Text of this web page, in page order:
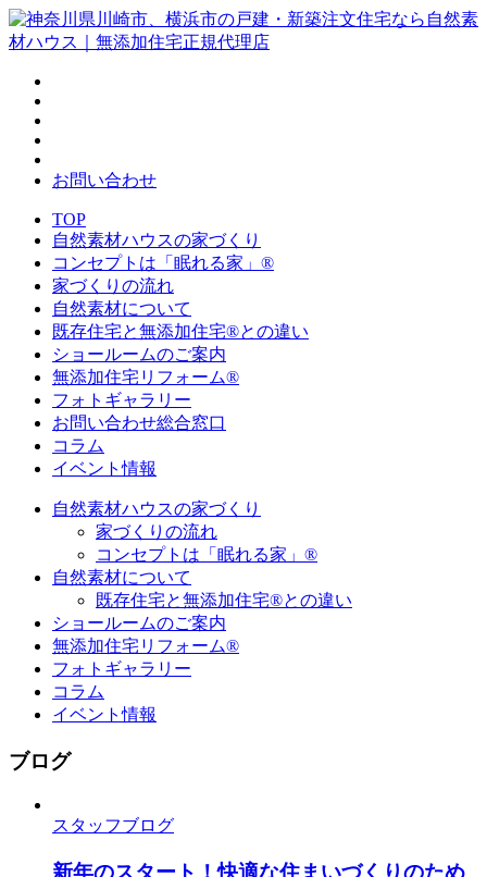
お問い合わせ
TOP
自然素材ハウスの家づくり
コンセプトは「眠れる家」®
家づくりの流れ
自然素材について
既存住宅と無添加住宅®との違い
ショールームのご案内
無添加住宅リフォーム®
フォトギャラリー
お問い合わせ総合窓口
コラム
イベント情報
自然素材ハウスの家づくり
家づくりの流れ
コンセプトは「眠れる家」®
自然素材について
既存住宅と無添加住宅®との違い
ショールームのご案内
無添加住宅リフォーム®
フォトギャラリー
コラム
イベント情報
ブログ
スタッフブログ
新年のスタート！快適な住まいづくりのため